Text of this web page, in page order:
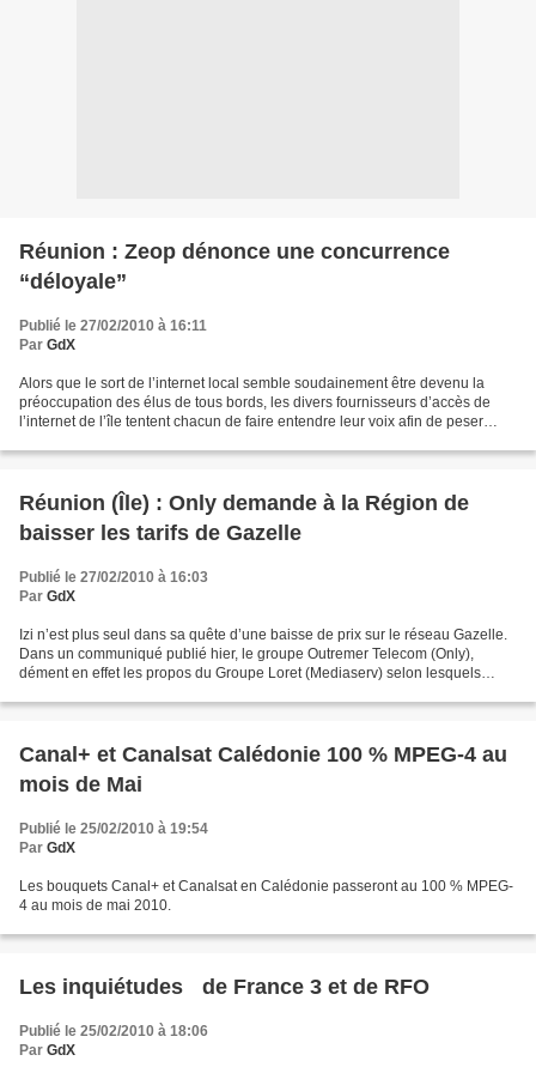
Réunion : Zeop dénonce une concurrence
“déloyale”
Publié le 27/02/2010 à 16:11
Par GdX
Alors que le sort de l’internet local semble soudainement être devenu la
préoccupation des élus de tous bords, les divers fournisseurs d’accès de
l’internet de l’île tentent chacun de faire entendre leur voix afin de peser
Réunion (Île) : Only demande à la Région de
baisser les tarifs de Gazelle
Publié le 27/02/2010 à 16:03
Par GdX
Izi n’est plus seul dans sa quête d’une baisse de prix sur le réseau Gazelle.
Dans un communiqué publié hier, le groupe Outremer Telecom (Only),
dément en effet les propos du Groupe Loret (Mediaserv) selon lesquels
Canal+ et Canalsat Calédonie 100 % MPEG-4 au
mois de Mai
Publié le 25/02/2010 à 19:54
Par GdX
Les bouquets Canal+ et Canalsat en Calédonie passeront au 100 % MPEG-
4 au mois de mai 2010.
Les inquiétudes de France 3 et de RFO
Publié le 25/02/2010 à 18:06
Par GdX